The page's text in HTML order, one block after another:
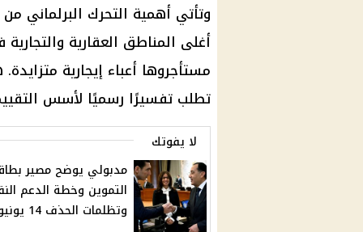
وتأتي أهمية التحرك
أغلى المناطق العقارية
مستأجروها أعباء إيجارية
تطلب تفسيرًا رسميًا لأسس
لا يفوتك
مدبولي يوضح مصير
التموين وخطة الدعم
وتظلمات الحذف 14 يونيو